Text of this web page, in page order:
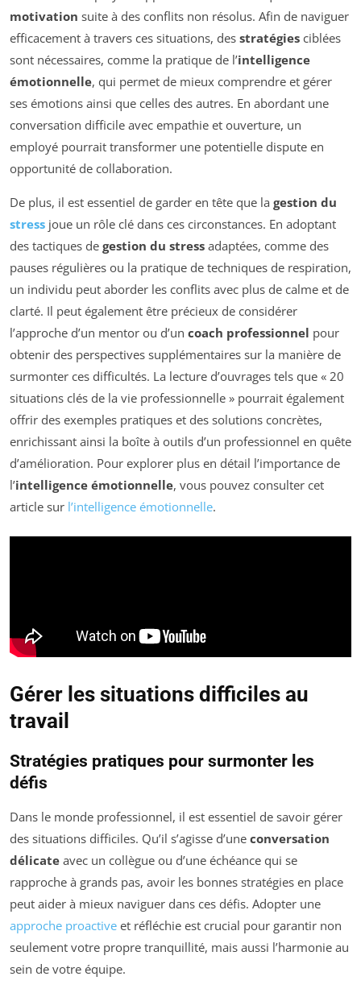
motivation suite à des conflits non résolus. Afin de naviguer
efficacement à travers ces situations, des stratégies ciblées
sont nécessaires, comme la pratique de l’intelligence
émotionnelle, qui permet de mieux comprendre et gérer
ses émotions ainsi que celles des autres. En abordant une
conversation difficile avec empathie et ouverture, un
employé pourrait transformer une potentielle dispute en
opportunité de collaboration.
De plus, il est essentiel de garder en tête que la gestion du
stress joue un rôle clé dans ces circonstances. En adoptant
des tactiques de gestion du stress adaptées, comme des
pauses régulières ou la pratique de techniques de respiration,
un individu peut aborder les conflits avec plus de calme et de
clarté. Il peut également être précieux de considérer
l’approche d’un mentor ou d’un coach professionnel pour
obtenir des perspectives supplémentaires sur la manière de
surmonter ces difficultés. La lecture d’ouvrages tels que « 20
situations clés de la vie professionnelle » pourrait également
offrir des exemples pratiques et des solutions concrètes,
enrichissant ainsi la boîte à outils d’un professionnel en quête
d’amélioration. Pour explorer plus en détail l’importance de
l’intelligence émotionnelle, vous pouvez consulter cet
article sur l’intelligence émotionnelle.
Gérer les situations difficiles au
travail
Stratégies pratiques pour surmonter les
défis
Dans le monde professionnel, il est essentiel de savoir gérer
des situations difficiles. Qu’il s’agisse d’une conversation
délicate avec un collègue ou d’une échéance qui se
rapproche à grands pas, avoir les bonnes stratégies en place
peut aider à mieux naviguer dans ces défis. Adopter une
approche proactive et réfléchie est crucial pour garantir non
seulement votre propre tranquillité, mais aussi l’harmonie au
sein de votre équipe.